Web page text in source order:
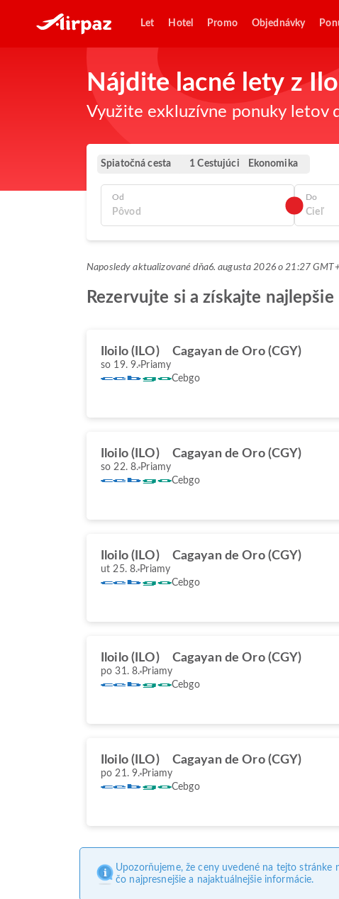
Let Hotel Promo Objednávky
Nájdite lacné lety z
Využite exkluzívne ponuky letov
Spiatočná cesta 1 Cestujúci Ekonomika
Od Do
Naposledy aktualizované dňa6. augusta 2026 o 21:27
Rezervujte si a získajte
Iloilo (ILO) Cagayan de Oro (CGY)
so 19. 9. Priamy
Cebgo
Iloilo (ILO) Cagayan de Oro (CGY)
so 22. 8. Priamy
Cebgo
Iloilo (ILO) Cagayan de Oro (CGY)
ut 25. 8. Priamy
Cebgo
Iloilo (ILO) Cagayan de Oro (CGY)
po 31. 8. Priamy
Cebgo
Iloilo (ILO) Cagayan de Oro (CGY)
po 21. 9. Priamy
Cebgo
Upozorňujeme, že ceny uvedené na tejto stránke
čo najpresnejšie a najaktuálnejšie informácie.